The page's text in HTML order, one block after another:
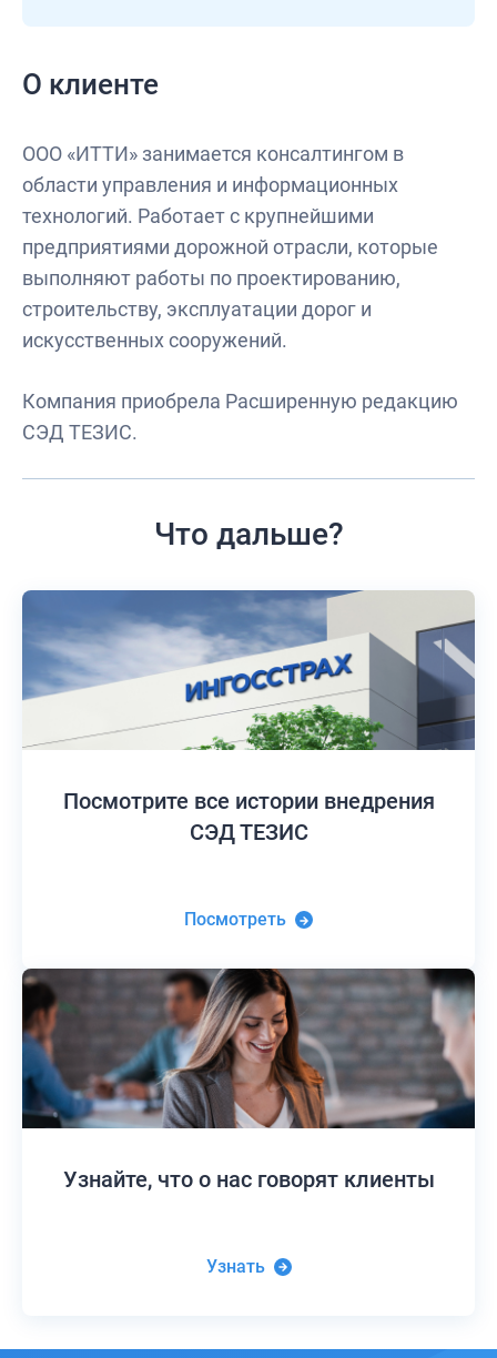
О клиенте
ООО «ИТТИ» занимается консалтингом в
области управления и информационных
технологий. Работает с крупнейшими
предприятиями дорожной отрасли, которые
выполняют работы по проектированию,
строительству, эксплуатации дорог и
искусственных сооружений.
Компания приобрела Расширенную редакцию
СЭД ТЕЗИС.
Что дальше?
Посмотрите все историивнедрения
СЭД ТЕЗИС
Посмотреть
Узнайте,что о нас говорят клиенты
Узнать